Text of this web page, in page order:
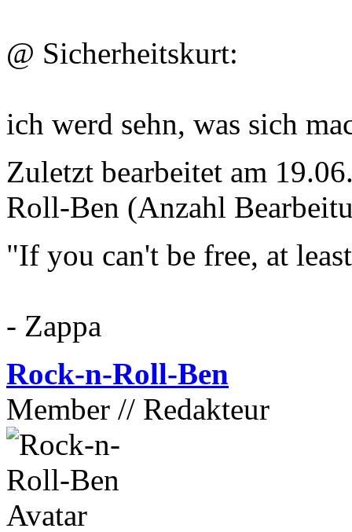
@ Sicherheitskurt:
ich werd sehn, was sich
Zuletzt bearbeitet am
Roll-Ben (Anzahl
"If you can't be free, at
- Zappa
Rock-n-Roll-Ben
Member // Redakteur